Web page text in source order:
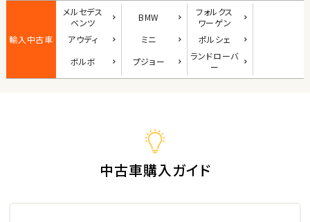
2
ロードスター
ホンダ
S660
輸入中古車
メルセデス
ベンツ
BMW
フォルクス
ワーゲン
アウディ
ミニ
ポルシェ
ボルボ
プジョー ランドローバ
ー
中古車購入ガイド